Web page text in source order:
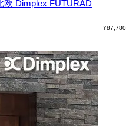
欧 Dimplex FUTURAD
¥87,780